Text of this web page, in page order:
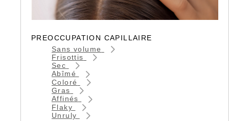
PREOCCUPATION CAPILLAIRE
Sans volume
Frisottis
Sec
Abîmé
Coloré
Gras
Affinés
Flaky
Unruly